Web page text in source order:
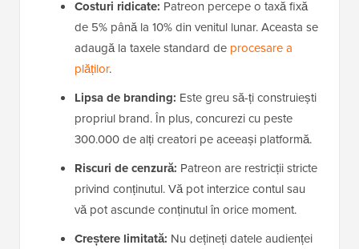
Costuri ridicate: Patreon percepe o taxă fixă
de 5% până la 10% din venitul lunar. Aceasta se
adaugă la taxele standard de procesare a
plăților.
Lipsa de branding: Este greu să-ți construiești
propriul brand. În plus, concurezi cu peste
300.000 de alți creatori pe aceeași platformă.
Riscuri de cenzură: Patreon are restricții stricte
privind conținutul. Vă pot interzice contul sau
vă pot ascunde conținutul în orice moment.
Creștere limitată: Nu dețineți datele audienței